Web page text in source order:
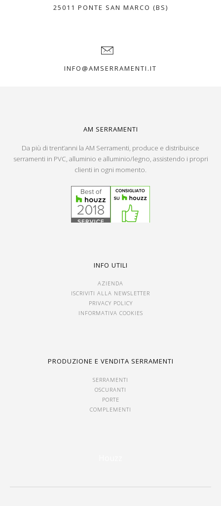
25011 PONTE SAN MARCO (BS)
INFO@AMSERRAMENTI.IT
AM SERRAMENTI
Da più di trent’anni la AM Serramenti, produce e distribuisce
serramenti in PVC, alluminio e alluminio/legno, assistendo i propri
clienti in ogni momento.
INFO UTILI
AZIENDA
ISCRIVITI ALLA NEWSLETTER
PRIVACY POLICY
INFORMATIVA COOKIES
PRODUZIONE E VENDITA SERRAMENTI
SERRAMENTI
OSCURANTI
PORTE
COMPLEMENTI